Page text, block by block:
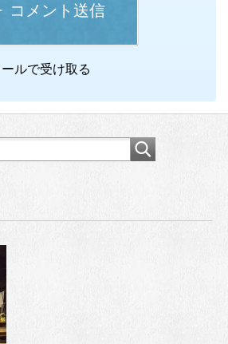
コメント送信
ルで受け取る